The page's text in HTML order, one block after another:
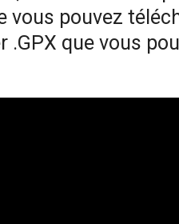
vous pouvez
.GPX que vous